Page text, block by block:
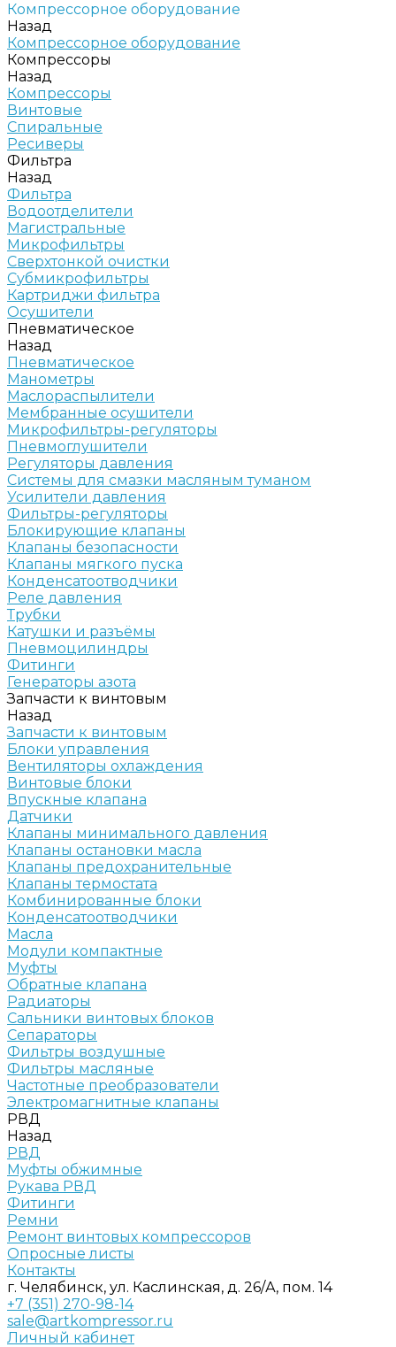
Компрессорное оборудование
Назад
Компрессорное оборудование
Компрессоры
Назад
Компрессоры
Винтовые
Спиральные
Ресиверы
Фильтра
Назад
Фильтра
Водоотделители
Магистральные
Микрофильтры
Сверхтонкой очистки
Субмикрофильтры
Картриджи фильтра
Осушители
Пневматическое
Назад
Пневматическое
Манометры
Маслораспылители
Мембранные осушители
Микрофильтры-регуляторы
Пневмоглушители
Регуляторы давления
Системы для смазки масляным туманом
Усилители давления
Фильтры-регуляторы
Блокирующие клапаны
Клапаны безопасности
Клапаны мягкого пуска
Конденсатоотводчики
Реле давления
Трубки
Катушки и разъёмы
Пневмоцилиндры
Фитинги
Генераторы азота
Запчасти к винтовым
Назад
Запчасти к винтовым
Блоки управления
Вентиляторы охлаждения
Винтовые блоки
Впускные клапана
Датчики
Клапаны минимального давления
Клапаны остановки масла
Клапаны предохранительные
Клапаны термостата
Комбинированные блоки
Конденсатоотводчики
Масла
Модули компактные
Муфты
Обратные клапана
Радиаторы
Сальники винтовых блоков
Сепараторы
Фильтры воздушные
Фильтры масляные
Частотные преобразователи
Электромагнитные клапаны
РВД
Назад
РВД
Муфты обжимные
Рукава РВД
Фитинги
Ремни
Ремонт винтовых компрессоров
Опросные листы
Контакты
г. Челябинск, ул. Каслинская, д. 26/А, пом. 14
+7 (351) 270-98-14
sale@artkompressor.ru
Личный кабинет